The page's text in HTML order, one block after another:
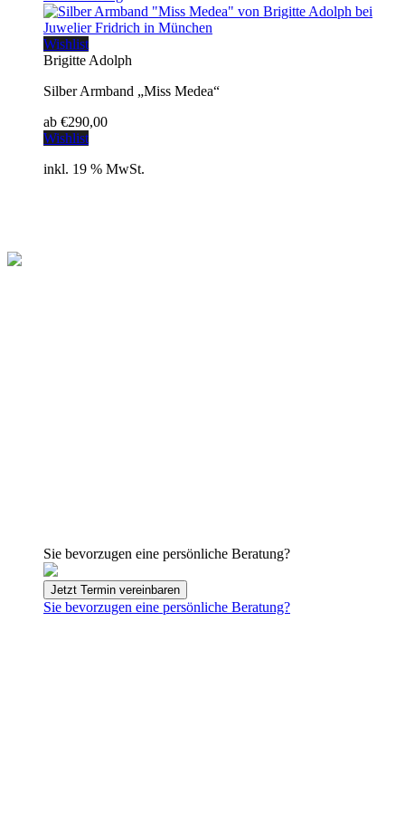
Wishlist
Brigitte Adolph
Silber Armband „Miss Medea“
ab €290,00
Wishlist
inkl. 19 % MwSt.
Sie bevorzugen eine persönliche Beratung?
Jetzt Termin vereinbaren
Sie bevorzugen eine persönliche Beratung?